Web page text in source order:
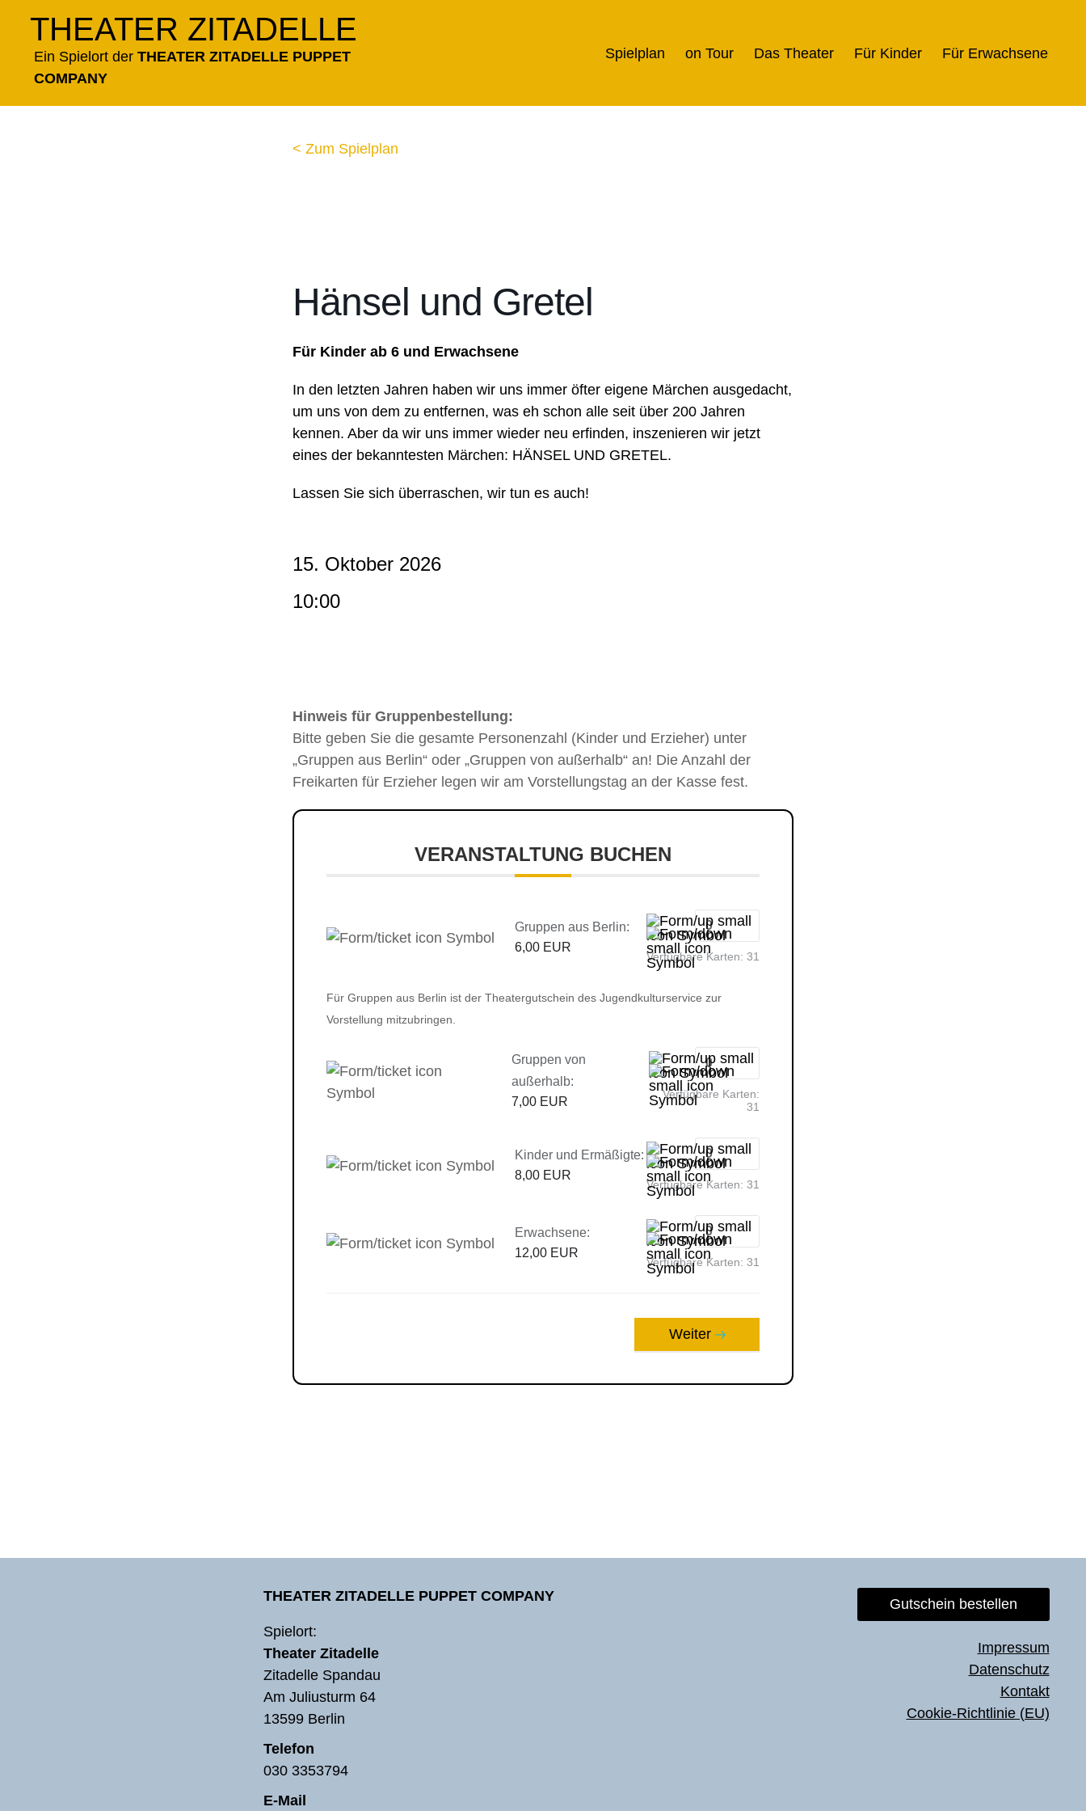
springen
THEATER ZITADELLE
Ein Spielort der THEATER ZITADELLE PUPPET
COMPANY
Spielplan on Tour Das Theater Für Kinder Für Erwachsene
< Zum Spielplan
Hänsel und Gretel
Für Kinder ab 6 und Erwachsene
In den letzten Jahren haben wir uns immer öfter eigene Märchen ausgedacht,
um uns von dem zu entfernen, was eh schon alle seit über 200 Jahren
kennen. Aber da wir uns immer wieder neu erfinden, inszenieren wir jetzt
eines der bekanntesten Märchen: HÄNSEL UND GRETEL.
Lassen Sie sich überraschen, wir tun es auch!
15. Oktober 2026
10:00
Hinweis für Gruppenbestellung:
Bitte geben Sie die gesamte Personenzahl (Kinder und Erzieher) unter
„Gruppen aus Berlin“ oder „Gruppen von außerhalb“ an! Die Anzahl der
Freikarten für Erzieher legen wir am Vorstellungstag an der Kasse fest.
VERANSTALTUNG BUCHEN
Gruppen aus Berlin:
6,00 EUR
Verfügbare Karten: 31
Für Gruppen aus Berlin ist der Theatergutschein des Jugendkulturservice zur
Vorstellung mitzubringen.
Gruppen von
außerhalb:
7,00 EUR
Verfügbare Karten:
31
Kinder und Ermäßigte:
8,00 EUR
Verfügbare Karten: 31
Erwachsene:
12,00 EUR
Verfügbare Karten: 31
Weiter
THEATER ZITADELLE PUPPET COMPANY
Spielort:
Theater Zitadelle
Zitadelle Spandau
Am Juliusturm 64
13599 Berlin
Telefon
030 3353794
E-Mail
Gutschein bestellen
Impressum
Datenschutz
Kontakt
Cookie-Richtlinie (EU)